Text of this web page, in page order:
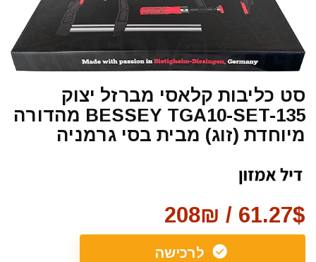
סט כליבות קלאסי מברזל יצוק
BESSEY TGA10-SET-135 מהדורה
מיוחדת (זוג) מבית בסי גרמניה
61.27$ / 208₪
לרכישה